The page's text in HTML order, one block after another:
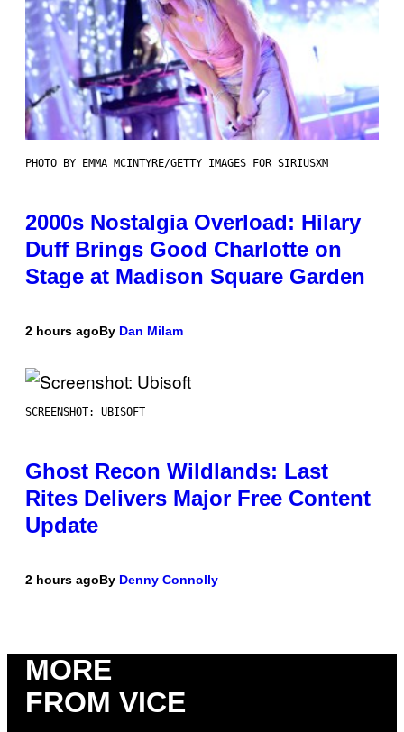
PHOTO BY EMMA MCINTYRE/GETTY IMAGES FOR SIRIUSXM
2000s Nostalgia Overload: Hilary
Duff Brings Good Charlotte on
Stage at Madison Square Garden
2 hours agoBy Dan Milam
SCREENSHOT: UBISOFT
Ghost Recon Wildlands: Last
Rites Delivers Major Free Content
Update
2 hours agoBy Denny Connolly
MORE
FROM VICE